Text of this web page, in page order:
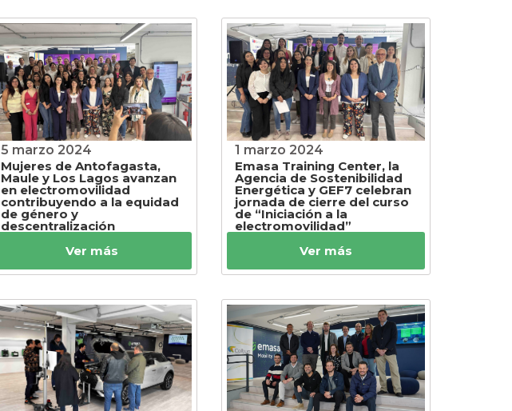
5 marzo 2024
Mujeres de Antofagasta,
Maule y Los Lagos avanzan
en electromovilidad
contribuyendo a la equidad
de género y
descentralización
Ver más
1 marzo 2024
Emasa Training Center, la
Agencia de Sostenibilidad
Energética y GEF7 celebran
jornada de cierre del curso
de “Iniciación a la
electromovilidad”
Ver más